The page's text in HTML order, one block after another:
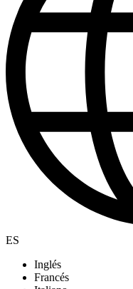
ES
Inglés
Francés